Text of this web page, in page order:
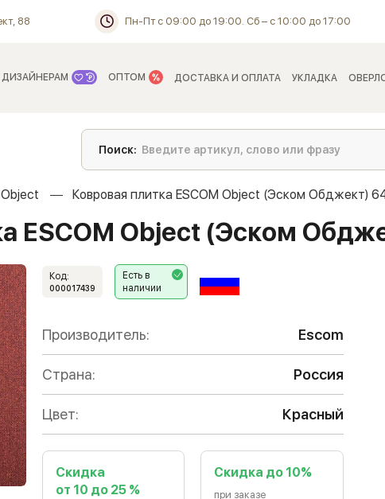
88 Пн-Пт с 09:00 до 19:00. Сб – с 10:00 до 17:00
ДИЗАЙНЕРАМ ОПТОМ ДОСТАВКА И ОПЛАТА УКЛАДКА
Ковровая плитка ESCOM Object (Эском Обджект)
ESCOM Object (Эском
Код:
000017439
Есть в
наличии
Производитель: Escom
Страна: Россия
Цвет: Красный
Скидка
от 10 до 25 %
Cкидка до 10%
при заказе